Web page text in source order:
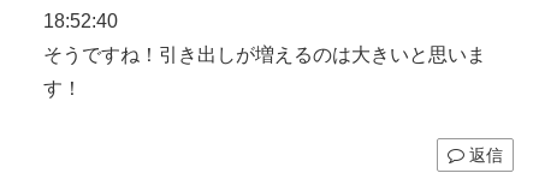
18:52:40
そうですね！引き出しが増えるのは大きいと思いま
す！
返信